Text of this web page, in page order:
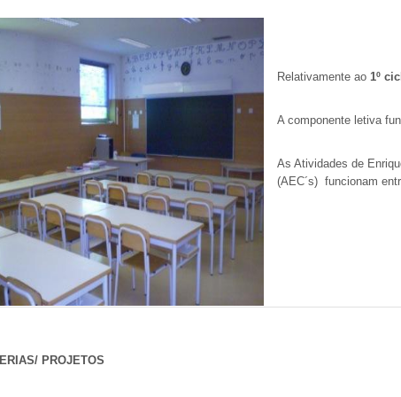
Relativamente ao 1º
A componente letiva
As Atividades de
(AEC´s) funcionam
PROJETOS